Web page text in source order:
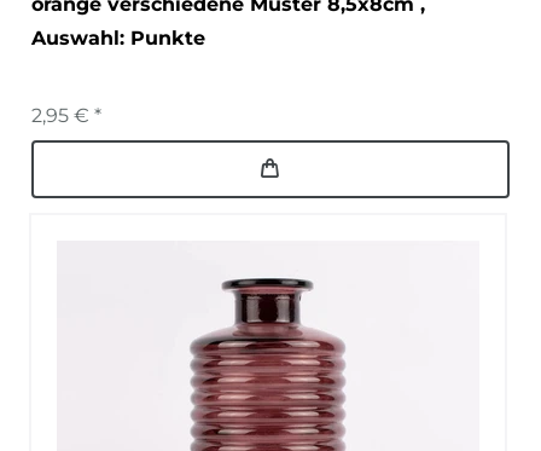
Auswahl: Punkte
2,95 € *